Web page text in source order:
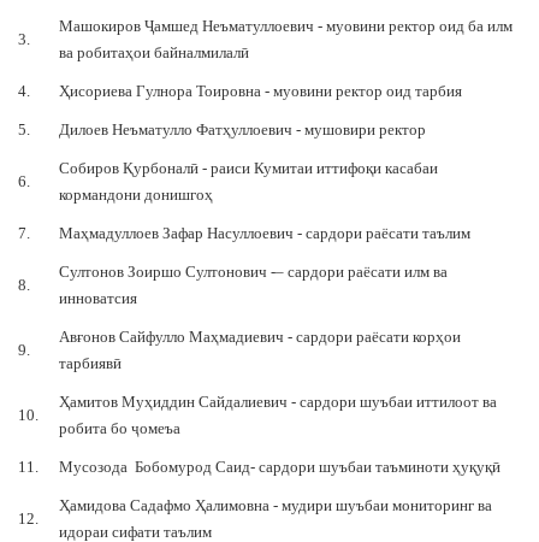
3.
Машокиров Ҷамшед Неъматуллоевич - муовини ректор оид ба илм
ва робитаҳои байналмилалӣ
4. Ҳисориева Гулнора Тоировна - муовини ректор оид тарбия
5. Дилоев Неъматулло Фатҳуллоевич - мушовири ректор
6.
Собиров Қурбоналӣ - раиси Кумитаи иттифоқи касабаи
кормандони донишгоҳ
7. Маҳмадуллоев Зафар Насуллоевич - сардори раёсати таълим
8.
Султонов Зоиршо Султонович -– сардори раёсати илм ва
инноватсия
9.
Авғонов Сайфулло Маҳмадиевич - сардори раёсати корҳои
тарбиявӣ
10.
Ҳамитов Муҳиддин Сайдалиевич - сардори шуъбаи иттилоот ва
робита бо ҷомеъа
11. Мусозода Бобомурод Саид- сардори шуъбаи таъминоти ҳуқуқӣ
12.
Ҳамидова Садафмо Ҳалимовна - мудири шуъбаи мониторинг ва
идораи сифати таълим